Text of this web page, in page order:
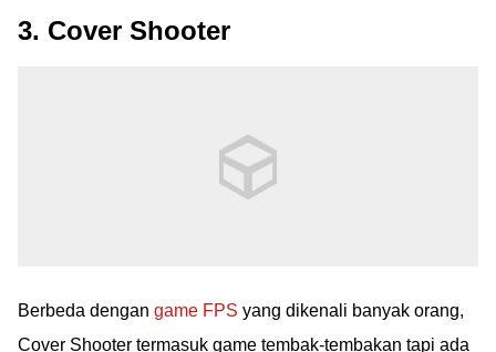
3. Cover Shooter
Berbeda dengan game FPS yang dikenali banyak orang,
Cover Shooter termasuk game tembak-tembakan tapi ada